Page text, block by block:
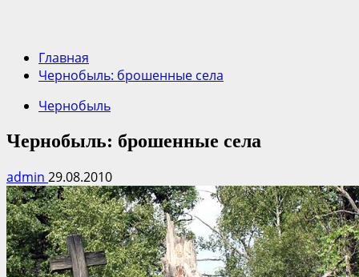
Главная
Чернобыль: брошенные села
Чернобыль
Чернобыль: брошенные села
admin 29.08.2010